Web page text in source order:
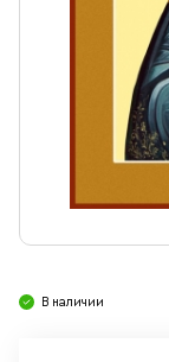
Ювелирные
В наличии